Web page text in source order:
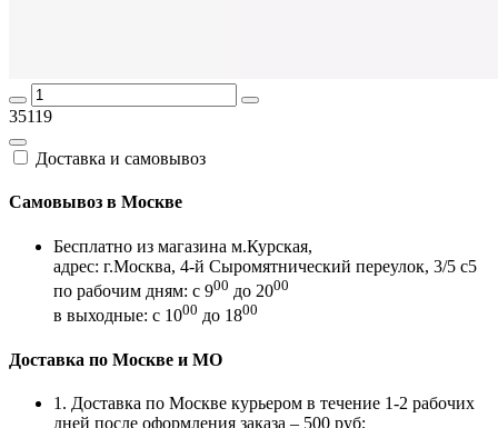
35119
Доставка и самовывоз
Самовывоз в Москве
Бесплатно из магазина м.Курская,
адрес: г.Москва, 4-й Сыромятнический переулок, 3/5 с5
по рабочим дням: с 900 до 2000
в выходные: с 1000 до 1800
Доставка по Москве и МО
1. Доставка по Москве курьером в течение 1-2 рабочих
дней после оформления заказа – 500 руб;